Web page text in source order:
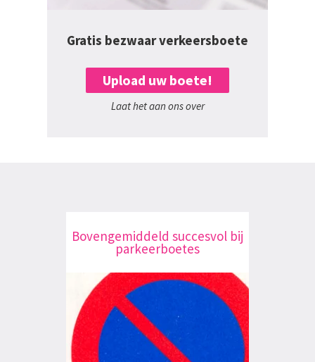
Gratis bezwaar verkeersboete
Upload uw boete!
Laat het aan ons over
Bovengemiddeld succesvol bij
parkeerboetes